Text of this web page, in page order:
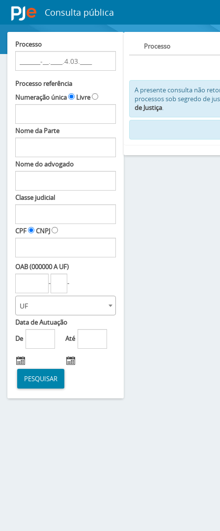
Consulta pública
Processo
Processo referência
Numeração única
Livre
Nome da Parte
Nome do advogado
Classe judicial
CPF CNPJ
OAB (000000 A UF)
-
-
UF
Data de Autuação
De
Até
Processo
A presente consulta não
processos sob segredo de
de Justiça.